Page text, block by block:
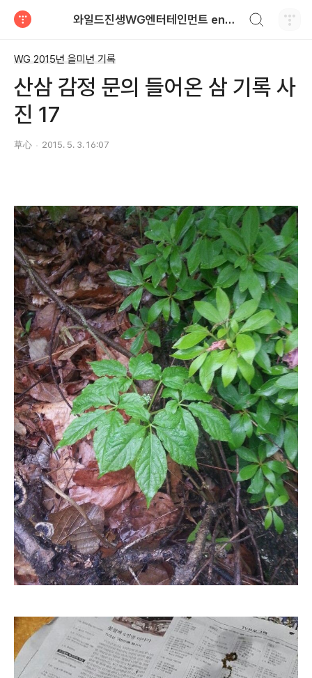
와일드진생WG엔터테인먼트 entertainment
WG 2015년 을미년 기록
산삼 감정 문의 들어온 삼 기록 사
진 17
草心 2015. 5. 3. 16:07